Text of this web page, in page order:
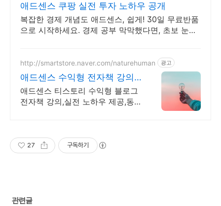
애드센스 쿠팡 실전 투자 노하우 공개
복잡한 경제 개념도 애드센스, 쉽게! 30일 무료반품
으로 시작하세요. 경제 공부 막막했다면, 초보 눈높
http://smartstore.naver.com/naturehuman 광고
애드센스 수익형 전자책 강의
월100만원 고정 수익발생!
애드센스 티스토리 수익형 블로그
전자책 강의,실전 노하우 제공,동
27 구독하기
관련글